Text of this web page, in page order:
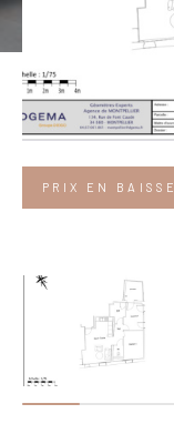
PRIX EN BAISSE